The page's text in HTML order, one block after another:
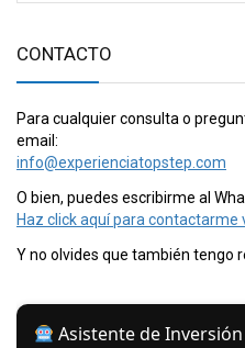
CONTACTO
Para cualquier consulta o
email:
info@experienciatopstep.com
O bien, puedes escribirme al
Haz click aquí para contactarme
Y no olvides que también tengo
Asistente de